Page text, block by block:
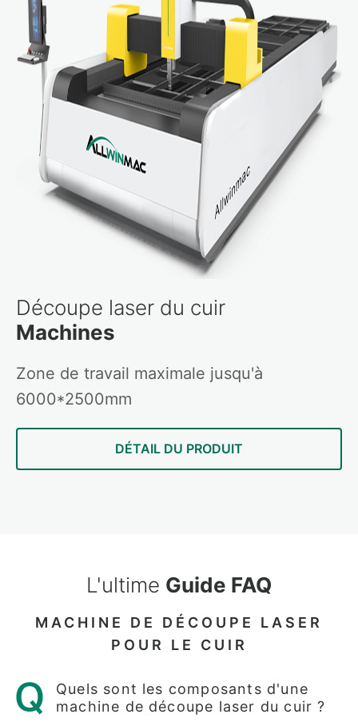
Découpe laser du cuir
Machines
Zone de travail maximale jusqu'à
6000*2500mm
DÉTAIL DU PRODUIT
L'ultime Guide FAQ
MACHINE DE DÉCOUPE LASER
POUR LE CUIR
Quels sont les composants d'une
machine de découpe laser du cuir ?